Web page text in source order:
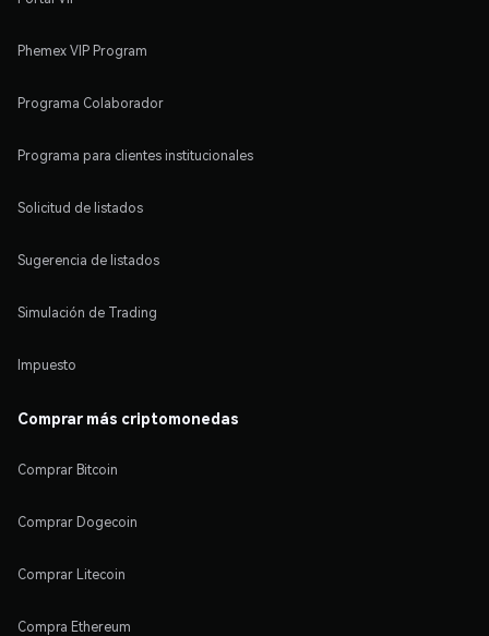
Phemex VIP Program
Programa Colaborador
Programa para clientes institucionales
Solicitud de listados
Sugerencia de listados
Simulación de Trading
Impuesto
Comprar más criptomonedas
Comprar Bitcoin
Comprar Dogecoin
Comprar Litecoin
Compra Ethereum